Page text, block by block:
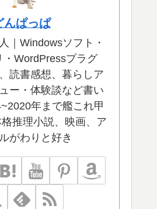
んぱっぱ
｜Windowsソフト・
・WordPressプラグ
読書感想、暮らしア
ー・体験談など書い
年まで艦これ甲
推理小説、映画、ア
がわりと好き